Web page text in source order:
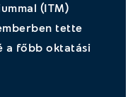
(ITM)
tette
a főbb oktatási